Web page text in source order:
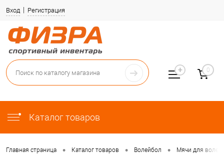
Вход Регистрация
Каталог товаров
0
Главная страница • Каталог товаров • Волейбол • Мячи для